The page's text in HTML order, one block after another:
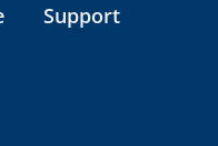
Support